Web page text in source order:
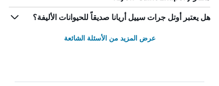
هل يعتبر أوتل جرات سييل أريانا صديقاً للحيوانات الأليفة؟
عرض المزيد من الأسئلة الشائعة